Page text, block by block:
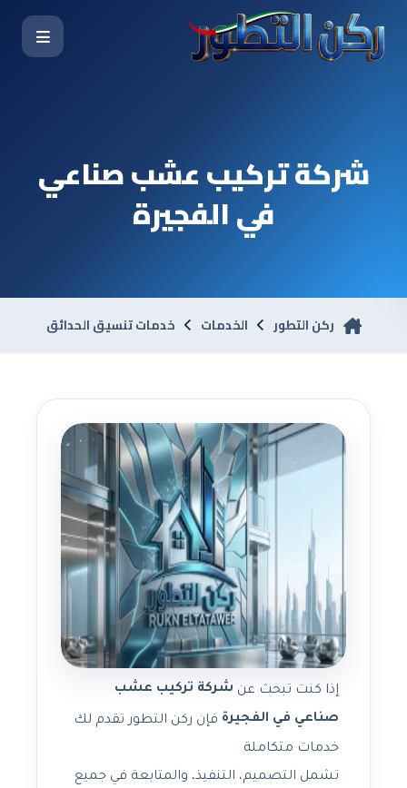
شركة تركيب عشب صناعي
في الفجيرة
ركن التطور الخدمات خدمات تنسيق الحدائق
إذا كنت تبحث عن شركة تركيب عشب
صناعي في الفجيرة فإن ركن التطور تقدم لك
خدمات متكاملة
تشمل التصميم، التنفيذ، والمتابعة في جميع